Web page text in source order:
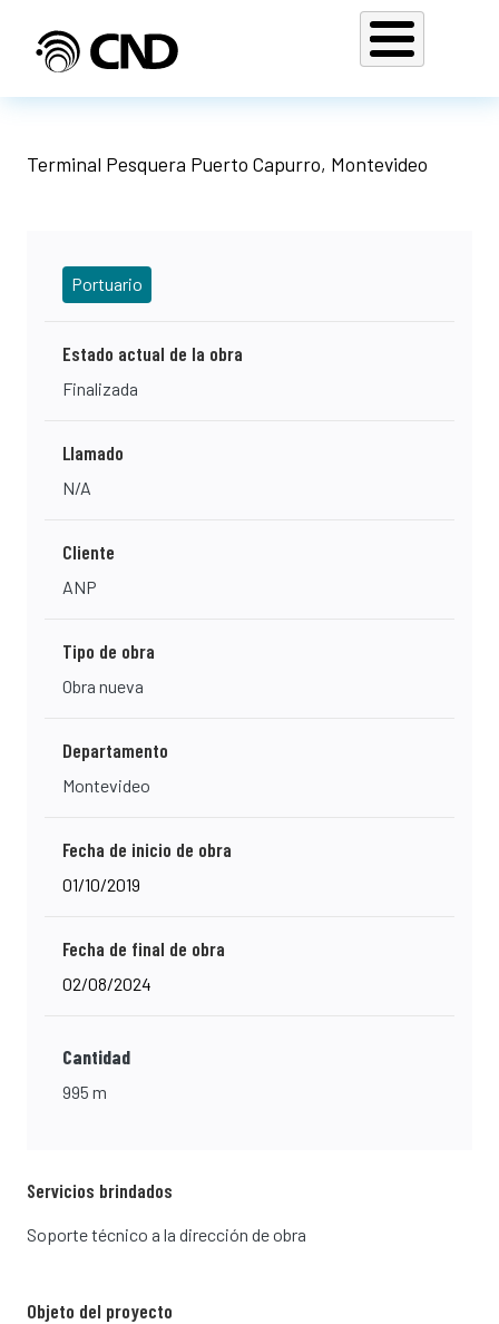
Terminal Pesquera Puerto Capurro, Montevideo
Portuario
Estado actual de la obra
Finalizada
Llamado
N/A
Cliente
ANP
Tipo de obra
Obra nueva
Departamento
Montevideo
Fecha de inicio de obra
01/10/2019
Fecha de final de obra
02/08/2024
Cantidad
995 m
Servicios brindados
Soporte técnico a la dirección de obra
Objeto del proyecto